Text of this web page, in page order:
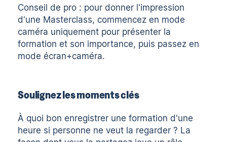
Conseil de pro : pour donner l'impression
d'une Masterclass, commencez en mode
caméra uniquement pour présenter la
formation et son importance, puis passez en
mode écran+caméra.
Soulignez les moments clés
À quoi bon enregistrer une formation d'une
heure si personne ne veut la regarder ? La